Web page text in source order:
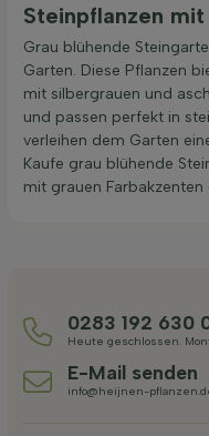
Steinpflanzen
Grau blühende
Garten. Diese Pflanzen
mit silbergrauen und
und passen perfekt in
verleihen dem Garten
Kaufe grau blühende
mit grauen
0283 192 630
Heute geschlossen.
E-Mail senden
info@heijnen-